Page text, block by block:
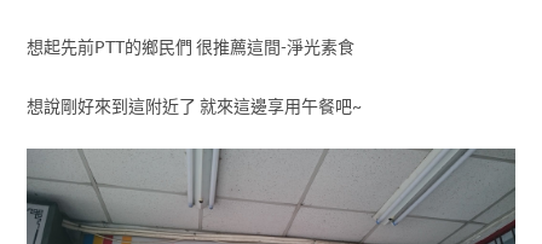
想起先前PTT的鄉民們 很推薦這間-淨光素食
想說剛好來到這附近了 就來這邊享用午餐吧~